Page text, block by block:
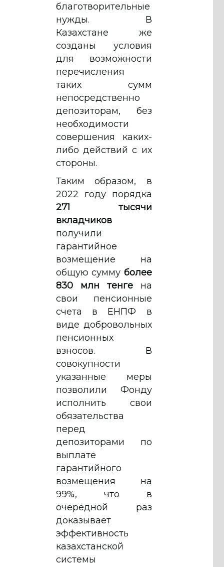
благотворительные
нужды. В
Казахстане же
созданы условия
для возможности
перечисления
таких сумм
непосредственно
депозиторам, без
необходимости
совершения каких-
либо действий с их
стороны.
Таким образом, в
2022 году порядка
271 тысячи
вкладчиков
получили
гарантийное
возмещение на
общую сумму более
830 млн тенге на
свои пенсионные
счета в ЕНПФ в
виде добровольных
пенсионных
взносов. В
совокупности
указанные меры
позволили Фонду
исполнить свои
обязательства
перед
депозиторами по
выплате
гарантийного
возмещения на
99%, что в
очередной раз
доказывает
эффективность
казахстанской
системы